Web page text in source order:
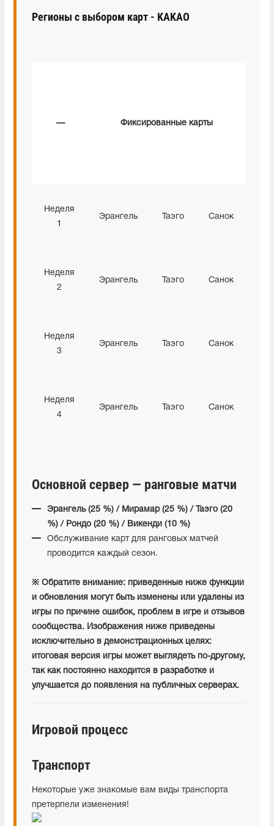
Регионы с выбором карт - KAKAO
— Фиксированные карты
Неделя
1
Эрангель Таэго Санок
Неделя
2
Эрангель Таэго Санок
Неделя
3
Эрангель Таэго Санок
Неделя
4
Эрангель Таэго Санок
Основной сервер — ранговые матчи
Эрангель (25 %) / Мирамар (25 %) / Таэго (20
%) / Рондо (20 %) / Викенди (10 %)
Обслуживание карт для ранговых матчей
проводится каждый сезон.
※ Обратите внимание: приведенные ниже функции
и обновления могут быть изменены или удалены из
игры по причине ошибок, проблем в игре и отзывов
сообщества. Изображения ниже приведены
исключительно в демонстрационных целях:
итоговая версия игры может выглядеть по-другому,
так как постоянно находится в разработке и
улучшается до появления на публичных серверах.
Игровой процесс
Транспорт
Некоторые уже знакомые вам виды транспорта
претерпели изменения!